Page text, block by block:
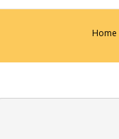
Home